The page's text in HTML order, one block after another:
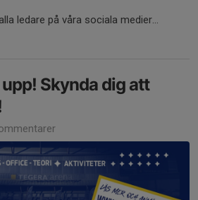
ledare på våra sociala medier...
Skynda dig att